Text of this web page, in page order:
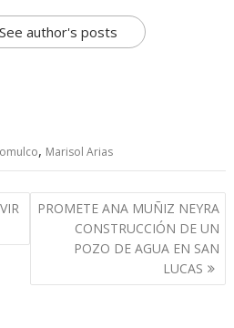
See author's posts
, Marisol Arias
PROMETE ANA MUÑIZ NEYRA
CONSTRUCCIÓN DE UN
POZO DE AGUA EN SAN
LUCAS